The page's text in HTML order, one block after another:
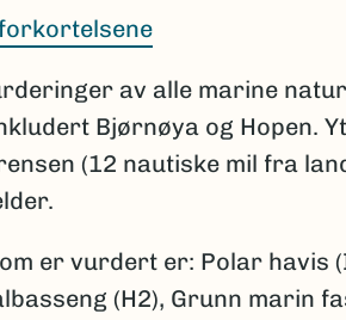
av alle marine
Bjørnøya og Hopen.
(12 nautiske mil fra
er vurdert er: Polar havis
(H2), Grunn marin